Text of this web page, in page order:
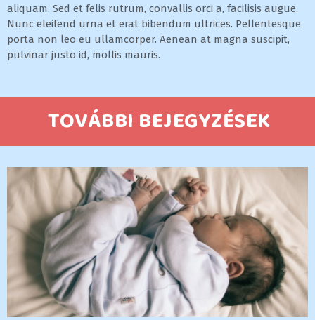
aliquam. Sed et felis rutrum, convallis orci a, facilisis augue.
Nunc eleifend urna et erat bibendum ultrices. Pellentesque
porta non leo eu ullamcorper. Aenean at magna suscipit,
pulvinar justo id, mollis mauris.
TOVÁBBI BEJEGYZÉSEK